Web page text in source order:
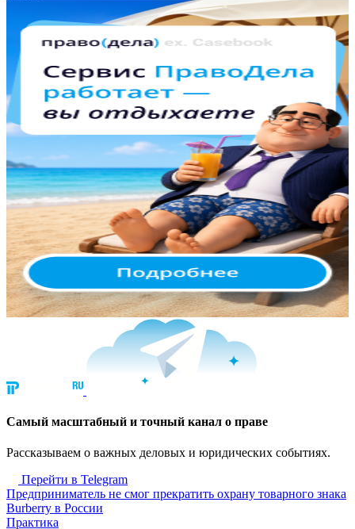
Cамый масштабный и точный канал о праве
Рассказываем о важных деловых и юридических событиях.
Перейти в Telegram
Предприниматель не смог прекратить охрану товарного знака
Burberry в России
Практика